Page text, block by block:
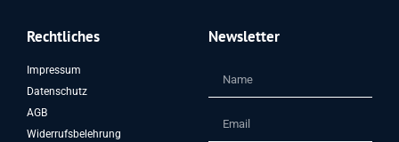
Rechtliches
Impressum
Datenschutz
AGB
Widerrufsbelehrung
Newsletter